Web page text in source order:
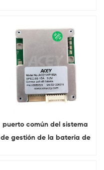
puerto común del sistema
de gestión de la batería de